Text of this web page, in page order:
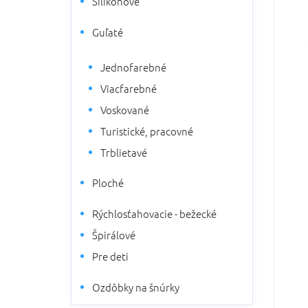
Guľaté
Jednofarebné
Viacfarebné
Voskované
Turistické, pracovné
Trblietavé
Ploché
Rýchlosťahovacie - bežecké
Špirálové
Pre deti
Ozdôbky na šnúrky